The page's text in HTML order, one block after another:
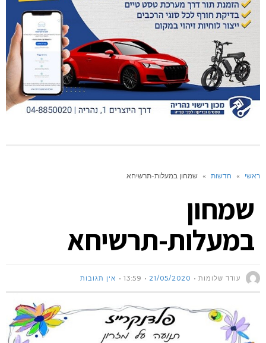
ראשי » חדשות » שמחון במעלות-תרשיחא
שמחון
במעלות-תרשיחא
עודד שלומות 21/05/2020
13:59 אין תגובות